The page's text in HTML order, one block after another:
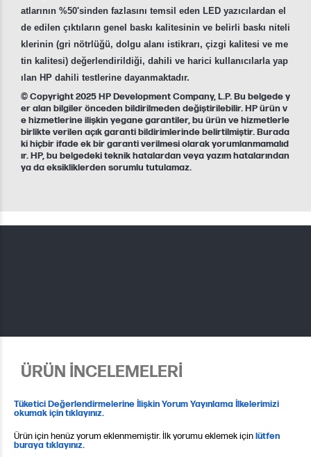
atlarının %50'sinden fazlasını temsil eden LED yazıcılardan el
de edilen çıktıların genel baskı kalitesinin ve belirli baskı niteli
klerinin (gri nötrlüğü, dolgu alanı istikrarı, çizgi kalitesi ve me
tin kalitesi) değerlendirildiği, dahili ve harici kullanıcılarla yap
ılan HP dahili testlerine dayanmaktadır.
© Copyright 2025 HP Development Company, L.P. Bu belgede y
er alan bilgiler önceden bildirilmeden değiştirilebilir. HP ürün v
e hizmetlerine ilişkin yegane garantiler, bu ürün ve hizmetlerle
birlikte verilen açık garanti bildirimlerinde belirtilmiştir. Burada
ki hiçbir ifade ek bir garanti verilmesi olarak yorumlanmamalıd
ır. HP, bu belgedeki teknik hatalardan veya yazım hatalarından
ya da eksikliklerden sorumlu tutulamaz.
ÜRÜN İNCELEMELERİ
Tüketici Değerlendirmelerine İlişkin Yorum Yayınlama İlkelerimizi
okumak için tıklayınız.
Ürün için henüz yorum eklenmemiştir. İlk yorumu eklemek içinlütfen
buraya tıklayınız.